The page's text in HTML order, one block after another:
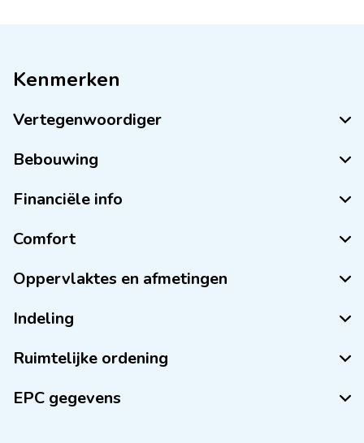
Kenmerken
Vertegenwoordiger
Bebouwing
Financiële info
Comfort
Oppervlaktes en afmetingen
Indeling
Ruimtelijke ordening
EPC gegevens